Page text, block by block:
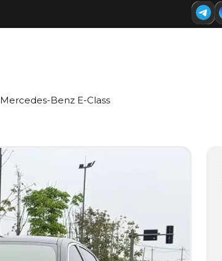
Mercedes-Benz E-Class